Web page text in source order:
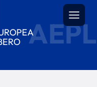
AEPL